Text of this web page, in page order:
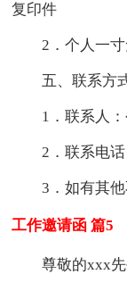
复印件
2．个人一
五、联系方
1．联系人
2．联系电
3．如有其
工作邀请函 篇5
尊敬的xxx先